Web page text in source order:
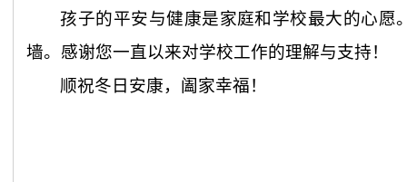
孩子的平安与健康是家庭和学校最大的心
墙。感谢您一直以来对学校工作的理解与支持！
顺祝冬日安康，阖家幸福！